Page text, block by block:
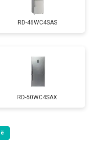
RD-46WC4SAS
RD-50WC4SAX